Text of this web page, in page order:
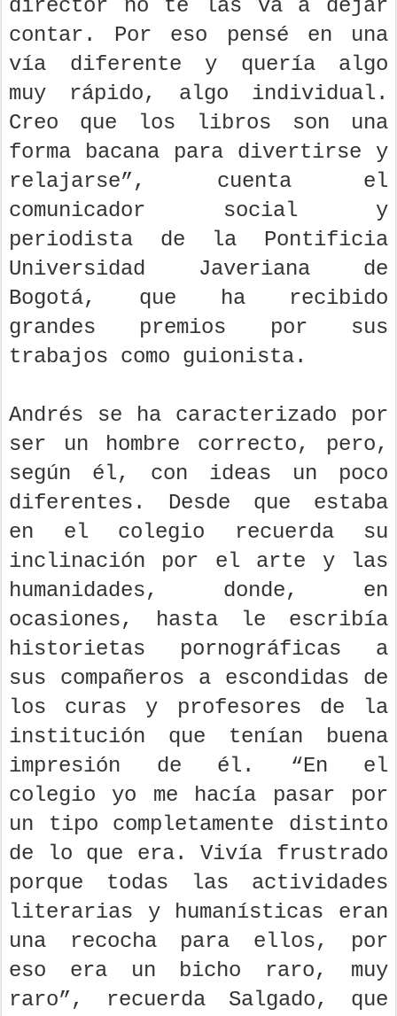
director no te las va a dejar
contar. Por eso pensé en una
vía diferente y quería algo
muy rápido, algo individual.
Creo que los libros son una
forma bacana para divertirse y
relajarse”, cuenta el
comunicador social y
periodista de la Pontificia
Universidad Javeriana de
Bogotá, que ha recibido
grandes premios por sus
trabajos como guionista.
Andrés se ha caracterizado por
ser un hombre correcto, pero,
según él, con ideas un poco
diferentes. Desde que estaba
en el colegio recuerda su
inclinación por el arte y las
humanidades, donde, en
ocasiones, hasta le escribía
historietas pornográficas a
sus compañeros a escondidas de
los curas y profesores de la
institución que tenían buena
impresión de él. “En el
colegio yo me hacía pasar por
un tipo completamente distinto
de lo que era. Vivía frustrado
porque todas las actividades
literarias y humanísticas eran
una recocha para ellos, por
eso era un bicho raro, muy
raro”, recuerda Salgado, que